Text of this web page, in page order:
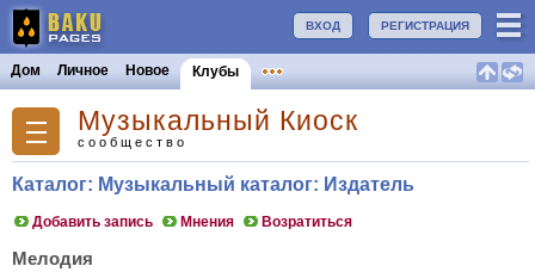
РЕГИСТРАЦИЯ
ВХОД
Дом Личное Новое Клубы
Музыкальный Киоск
сообщество
Каталог: Музыкальный каталог: Издатель
Добавить запись Мнения Возратиться
Мелодия